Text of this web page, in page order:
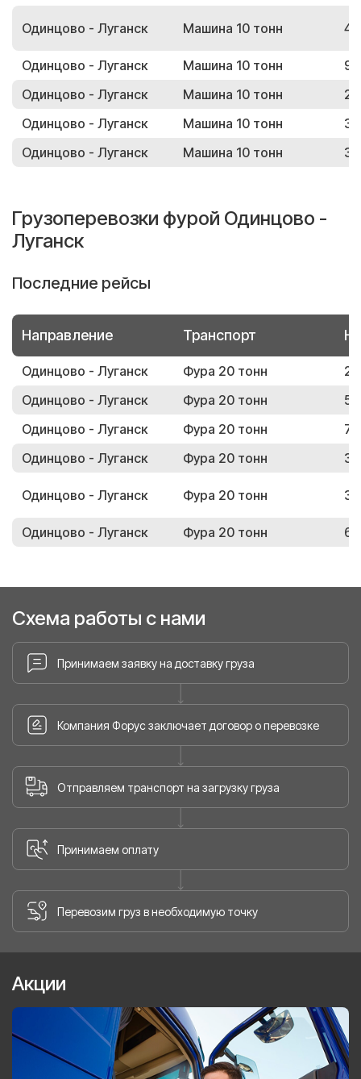
Одинцово - Луганск Машина 10 тонн
Одинцово - Луганск Машина 10 тонн
Одинцово - Луганск
Машина 10 тонн
Одинцово - Луганск
Машина 10 тонн
Одинцово - Луганск
Машина 10 тонн
Грузоперевозки фурой Одинцово -
Луганск
Последние рейсы
Направление Транспорт
Одинцово - Луганск Фура 20 тонн
Одинцово - Луганск
Фура 20 тонн
Одинцово - Луганск
Фура 20 тонн
Одинцово - Луганск
Фура 20 тонн
Одинцово - Луганск Фура 20 тонн
Одинцово - Луганск Фура 20 тонн
Схема работы с нами
Принимаем заявку на доставку груза
Компания Форус заключает договор о перевозке
Отправляем транспорт на загрузку груза
Принимаем оплату
Перевозим груз в необходимую точку
Акции